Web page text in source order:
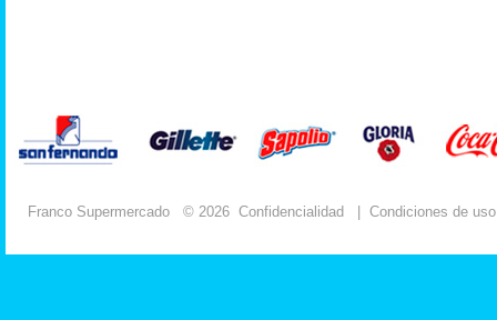
Franco Supermercado © 2026 Confidencialidad Condiciones de uso